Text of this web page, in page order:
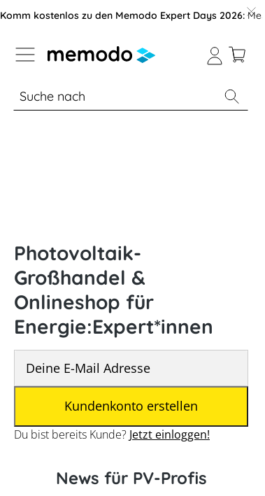
der B2B-Plattform springen
Komm kostenlos zu den Memodo Expert Days 2026:
% Sale Module Wechselrichter
Photovoltaik-
Großhandel &
Onlineshop für
Energie:Expert*innen
Du bist bereits Kunde? Jetzt einloggen!
News für PV-Profis